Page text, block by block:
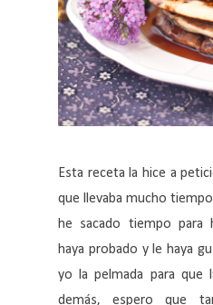
Esta receta la hice a
que llevaba mucho
he sacado tiempo para
haya probado y le haya
yo la pelmada para que
demás, espero que